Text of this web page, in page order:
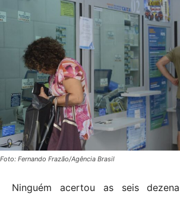
Foto: Fernando Frazão/Agência Brasil
Ninguém acertou as seis